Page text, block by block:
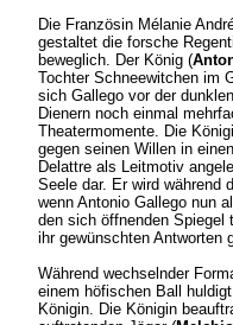
Die Französin Mélanie
gestaltet die forsche
beweglich. Der König (
Tochter Schneewitchen im
sich Gallego vor der
Dienern noch einmal
Theatermomente. Die
gegen seinen Willen in
Delattre als Leitmotiv
Seele dar. Er wird während
wenn Antonio Gallego nun
den sich öffnenden Spiegel
ihr gewünschten Antworten
Während wechselnder
einem höfischen Ball
Königin. Die Königin